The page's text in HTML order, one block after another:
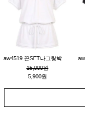
15,000원
5,900원